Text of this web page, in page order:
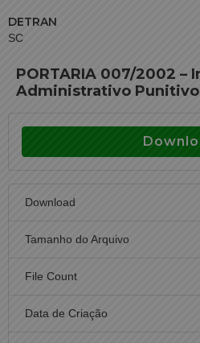
DETRAN
SC
PORTARIA 007/2002 –
Administrativo
Download
Tamanho do Arquivo
File Count
Data de Criação